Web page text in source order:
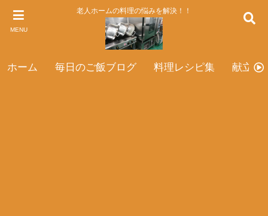
MENU
老人ホームの料理の悩みを解決！！
ホーム 毎日のご飯ブログ 料理レシピ集 献立表